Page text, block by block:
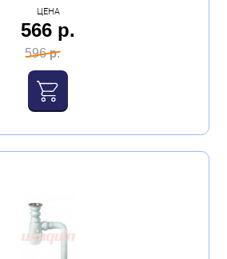
Virplast
ЦЕНА
566 р.
596 р.